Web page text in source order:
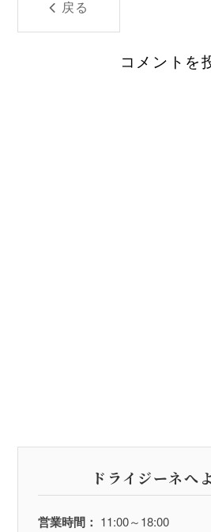
戻る
コメントを
ドライジーネへ
営業時間： 11:00～18:00